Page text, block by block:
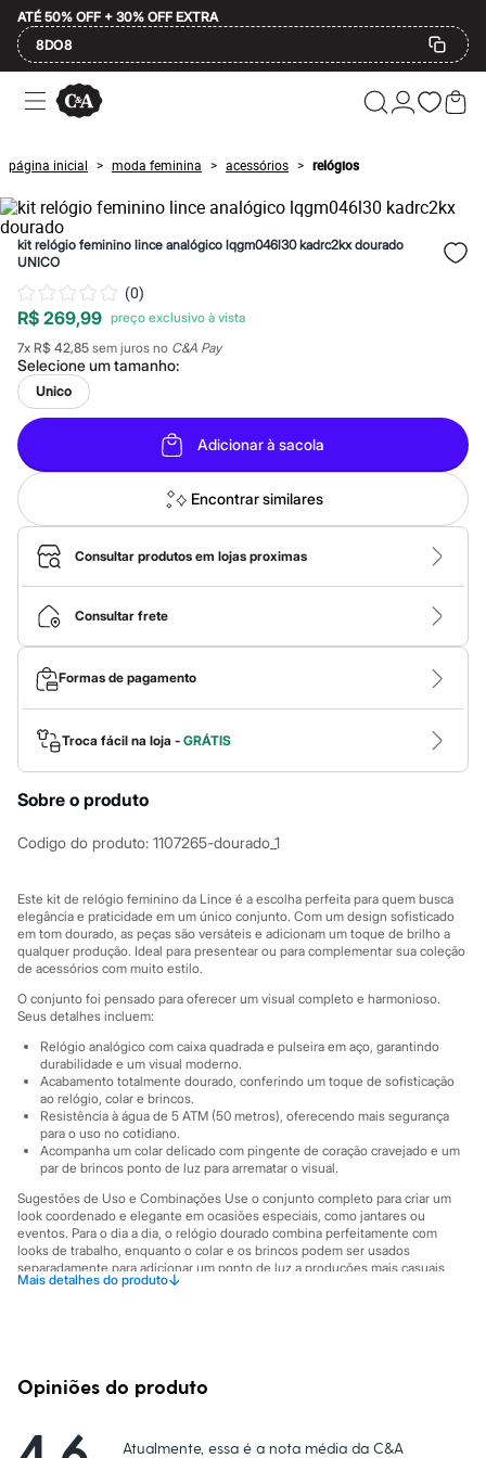
ATÉ 50% OFF + 30% OFF EXTRA
8DO8
Ofertas
Compre por Departamento
Masculino
Infantil
Calçados
Mindse7
Plus Size
2 calçados por R$189
2 peças por R$199
3 lingeries por R$99
3 itens de beleza por R$129
Até 20% off
Até 40% off
Até 60% off
A partir de 60% off
Feminino
Em alta
Inverno
Alfaiataria
Novidades
Roupas
Blusas e Camisetas
Básicos
Calças
Casacos e Jaquetas
Jeans
Macacões
Saias
Shorts e Bermudas
Vestidos
Acessórios
Bolsas
Bonés e Chapéus
Bijoux
Óculos
Calçados
Rasteirinhas
Sandálias
Sapatilhas
Tênis
Marcas
City
Clock House
Mindset
Sawary
Yessica
Moda esportiva
Acessórios
Blusas
Calçados
Leggings
Shorts e Bermudas
Tops
Moda íntima
Calcinhas
Cintas e Modeladores
Meias
Maiôs
Plus size
página inicial > moda feminina > acessórios > relógios
kit relógio feminino lince analógico lqgm046l30 kadrc2kx dourado
UNICO
(0)
R$ 269,99
7x R$ 42,85 sem juros no C&A Pay
Selecione umtamanho:
Unico
Adicionar à sacola
Encontrar similares
Consultar produtos em lojas proximas
Consultar frete
Formas de pagamento
Troca fácil na loja - GRÁTIS
Sobre o produto
Codigo do produto: 1107265-dourado_1
Este kit de relógio feminino da Lince é a escolha perfeita para quem busca
elegância e praticidade em um único conjunto. Com um design sofisticado
em tom dourado, as peças são versáteis e adicionam um toque de brilho a
qualquer produção. Ideal para presentear ou para complementar sua coleção
de acessórios com muito estilo.
O conjunto foi pensado para oferecer um visual completo e harmonioso.
Seus detalhes incluem:
Relógio analógico com caixa quadrada e pulseira em aço, garantindo
durabilidade e um visual moderno.
Acabamento totalmente dourado, conferindo um toque de sofisticação
ao relógio, colar e brincos.
Resistência à água de 5 ATM (50 metros), oferecendo mais segurança
para o uso no cotidiano.
Acompanha um colar delicado com pingente de coração cravejado e um
par de brincos ponto de luz para arrematar o visual.
Sugestões de Uso e Combinações Use o conjunto completo para criar um
look coordenado e elegante em ocasiões especiais, como jantares ou
eventos. Para o dia a dia, o relógio dourado combina perfeitamente com
looks de trabalho, enquanto o colar e os brincos podem ser usados
separadamente para adicionar um ponto de luz a produções mais casuais,
como com jeans e camiseta.
Mais detalhes do produto↓
Cor : Dourado
Opiniões do produto
Atualmente, essa é a nota média da C&A